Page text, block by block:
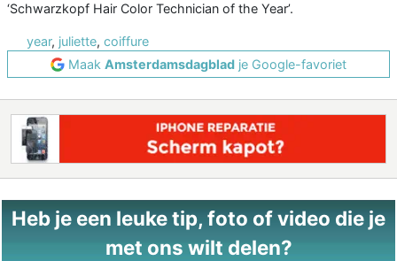
‘Schwarzkopf Hair Color Technician of the Year’.
year, juliette, coiffure
Maak Amsterdamsdagblad je Google-favoriet
Heb je een leuke tip, foto of video die je
met ons wilt delen?